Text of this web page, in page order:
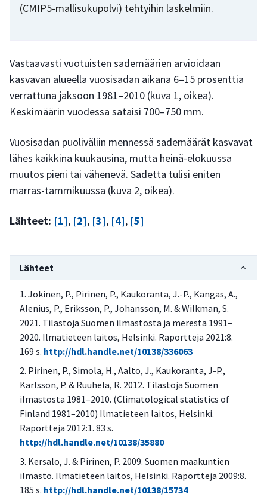
(CMIP5-mallisukupolvi) tehtyihin laskelmiin.
Vastaavasti vuotuisten sademäärien arvioidaan
kasvavan alueella vuosisadan aikana 6–15 prosenttia
verrattuna jaksoon 1981–2010 (kuva 1, oikea).
Keskimäärin vuodessa sataisi 700–750 mm.
Vuosisadan puoliväliin mennessä sademäärät kasvavat
lähes kaikkina kuukausina, mutta heinä-elokuussa
muutos pieni tai vähenevä. Sadetta tulisi eniten
marras-tammikuussa (kuva 2, oikea).
Lähteet: [1], [2], [3], [4], [5]
Lähteet
Jokinen, P., Pirinen, P., Kaukoranta, J.-P., Kangas, A.,
Alenius, P., Eriksson, P., Johansson, M. & Wilkman, S.
2021. Tilastoja Suomen ilmastosta ja merestä 1991–
2020. Ilmatieteen laitos, Helsinki. Raportteja 2021:8.
169 s. http://hdl.handle.net/10138/336063
Pirinen, P., Simola, H., Aalto, J., Kaukoranta, J-P.,
Karlsson, P. & Ruuhela, R. 2012. Tilastoja Suomen
ilmastosta 1981–2010. (Climatological statistics of
Finland 1981–2010) Ilmatieteen laitos, Helsinki.
Raportteja 2012:1. 83 s.
http://hdl.handle.net/10138/35880
Kersalo, J. & Pirinen, P. 2009. Suomen maakuntien
ilmasto. Ilmatieteen laitos, Helsinki. Raportteja 2009:8.
185 s. http://hdl.handle.net/10138/15734